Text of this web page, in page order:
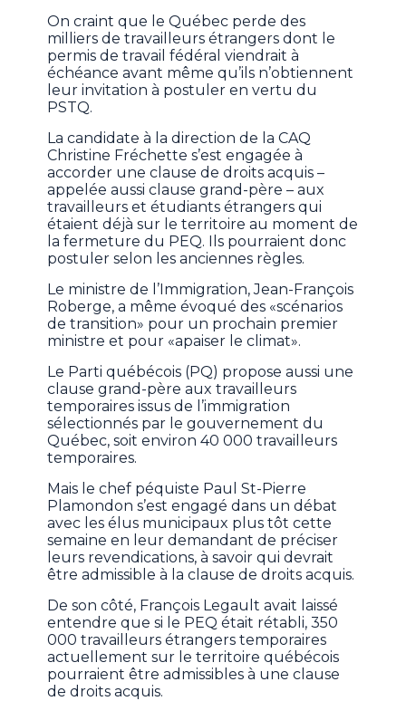
On craint que le Québec perde des
milliers de travailleurs étrangers dont le
permis de travail fédéral viendrait à
échéance avant même qu’ils n’obtiennent
leur invitation à postuler en vertu du
PSTQ.
La candidate à la direction de la CAQ
Christine Fréchette s’est engagée à
accorder une clause de droits acquis –
appelée aussi clause grand-père – aux
travailleurs et étudiants étrangers qui
étaient déjà sur le territoire au moment de
la fermeture du PEQ. Ils pourraient donc
postuler selon les anciennes règles.
Le ministre de l’Immigration, Jean-François
Roberge, a même évoqué des «scénarios
de transition» pour un prochain premier
ministre et pour «apaiser le climat».
Le Parti québécois (PQ) propose aussi une
clause grand-père aux travailleurs
temporaires issus de l’immigration
sélectionnés par le gouvernement du
Québec, soit environ 40 000 travailleurs
temporaires.
Mais le chef péquiste Paul St-Pierre
Plamondon s’est engagé dans un débat
avec les élus municipaux plus tôt cette
semaine en leur demandant de préciser
leurs revendications, à savoir qui devrait
être admissible à la clause de droits acquis.
De son côté, François Legault avait laissé
entendre que si le PEQ était rétabli, 350
000 travailleurs étrangers temporaires
actuellement sur le territoire québécois
pourraient être admissibles à une clause
de droits acquis.